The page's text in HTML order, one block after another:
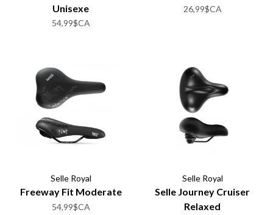
Unisexe
54,99$CA
26,99$CA
Selle Royal
Freeway Fit Moderate
54,99$CA
Selle Royal
Selle Journey Cruiser
Relaxed